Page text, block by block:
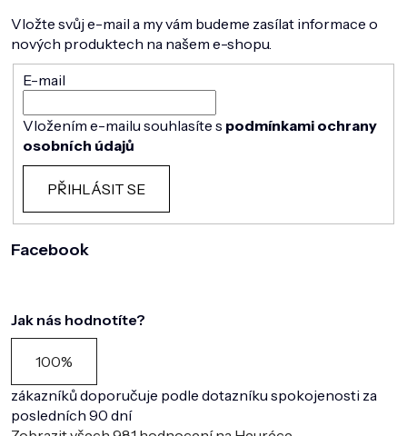
Vložte svůj e-mail a my vám budeme zasílat informace o
nových produktech na našem e-shopu.
E-mail
Vložením e-mailu souhlasíte s podmínkami ochrany
osobních údajů
PŘIHLÁSIT SE
Facebook
Jak nás hodnotíte?
100%
zákazníků doporučuje podle dotazníku spokojenosti za
posledních 90 dní